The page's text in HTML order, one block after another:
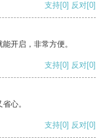
支持[0] 反对[0]
开启，非常方便。
支持[0] 反对[0]
心。
支持[0] 反对[0]